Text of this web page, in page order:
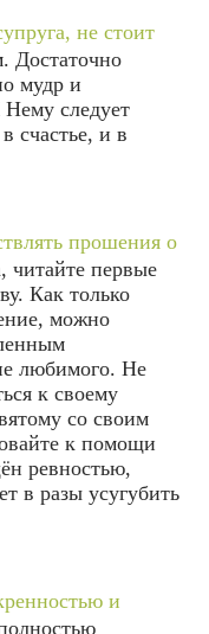
не стоит
Достаточно
мудр и
следует
счастье, и в
прошения о
читайте первые
Как только
можно
любимого. Не
к своему
со своим
к помощи
ревностью,
в разы усугубить
и